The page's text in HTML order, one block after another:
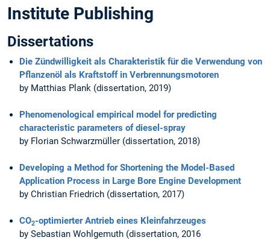
Institute Publishing
Dissertations
Die Zündwilligkeit als Charakteristik für die Verwendung von
Pflanzenöl als Kraftstoff in Verbrennungsmotoren
by Matthias Plank (dissertation, 2019)
Phenomenological empirical model for predicting
characteristic parameters of diesel-spray
by Florian Schwarzmüller (dissertation, 2018)
Developing a Method for Shortening the Model-Based
Application Process in Large Bore Engine Development
by Christian Friedrich (dissertation, 2017)
CO2-optimierter Antrieb eines Kleinfahrzeuges
by Sebastian Wohlgemuth (dissertation, 2016